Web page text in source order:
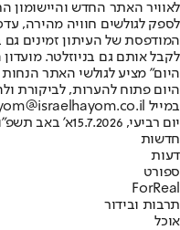
לאוויר האתר החדש
לספק לגולשים חוויה מהירה,
המודפסת של העיתון זמינים
לקבל אותם גם בניוזלטר.
היום" מציע לגולשי האתר
היום פתוח להערות, לביקורת
במייל hayom@israelhayom.co.il.
יום רביעי, 15.7.2026
א' באב
חדשות
דעות
ספורט
ForReal
תרבות ובידור
אוכל